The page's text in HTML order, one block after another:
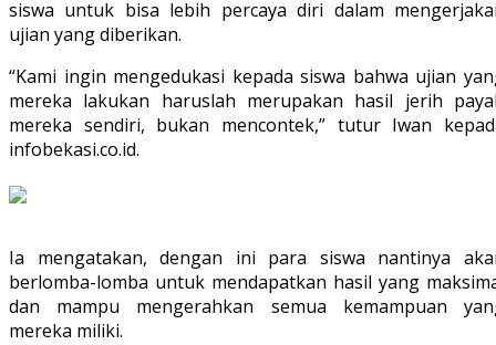
siswa untuk bisa lebih percaya diri dalam
ujian yang diberikan.
“Kami ingin mengedukasi kepada siswa bahwa ujian
mereka lakukan haruslah merupakan hasil jerih
mereka sendiri, bukan mencontek,” tutur Iwan
infobekasi.co.id.
Ia mengatakan, dengan ini para siswa nantinya
berlomba-lomba untuk mendapatkan hasil yang
dan mampu mengerahkan semua kemampuan
mereka miliki.